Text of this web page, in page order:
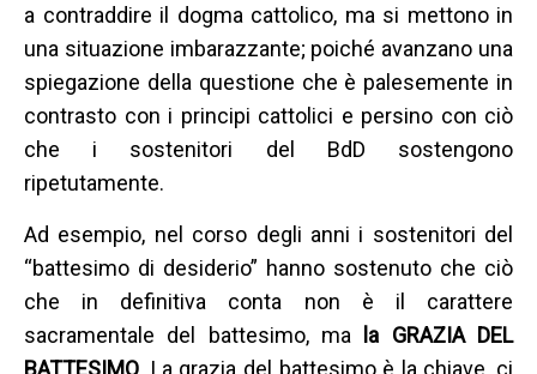
a contraddire il dogma cattolico, ma si mettono in
una situazione imbarazzante; poiché avanzano una
spiegazione della questione che è palesemente in
contrasto con i principi cattolici e persino con ciò
che i sostenitori del BdD sostengono
ripetutamente.
Ad esempio, nel corso degli anni i sostenitori del
“battesimo di desiderio” hanno sostenuto che ciò
che in definitiva conta non è il carattere
sacramentale del battesimo, ma la GRAZIA DEL
BATTESIMO . La grazia del battesimo è la chiave, ci